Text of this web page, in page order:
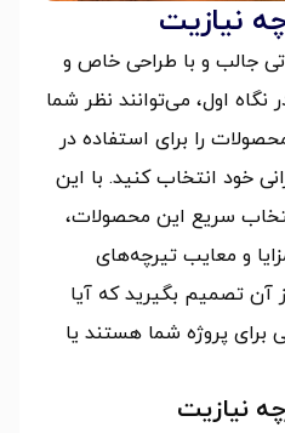
نیازیت
جالب و با طراحی خاص و
اول، می‌توانند نظر شما
را برای استفاده در
خود انتخاب کنید. با این
سریع این محصولات،
و معایب تیرچه‌های
آن تصمیم بگیرید که آیا
پروژه شما هستند یا
نیازیت